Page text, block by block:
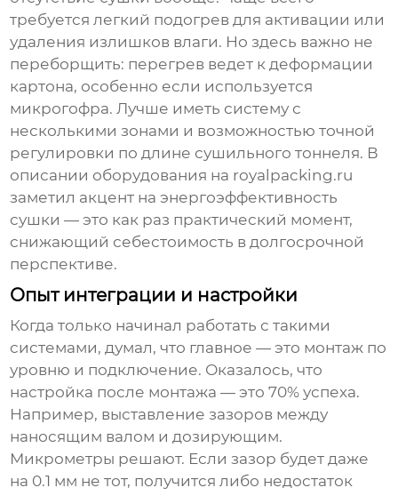
требуется легкий подогрев для активации или
удаления излишков влаги. Но здесь важно не
переборщить: перегрев ведет к деформации
картона, особенно если используется
микрогофра. Лучше иметь систему с
несколькими зонами и возможностью точной
регулировки по длине сушильного тоннеля. В
описании оборудования на royalpacking.ru
заметил акцент на энергоэффективность
сушки — это как раз практический момент,
снижающий себестоимость в долгосрочной
перспективе.
Опыт интеграции и настройки
Когда только начинал работать с такими
системами, думал, что главное — это монтаж по
уровню и подключение. Оказалось, что
настройка после монтажа — это 70% успеха.
Например, выставление зазоров между
наносящим валом и дозирующим.
Микрометры решают. Если зазор будет даже
на 0.1 мм не тот, получится либо недостаток